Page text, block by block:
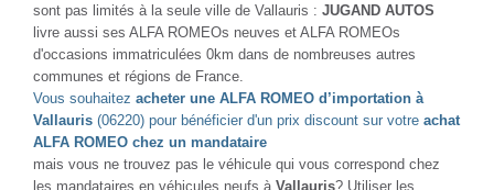
sont pas limités à la seule ville de Vallauris : JUGAND AUTOS
livre aussi ses ALFA ROMEOs neuves et ALFA ROMEOs
d'occasions immatriculées 0km dans de nombreuses autres
communes et régions de France.
Vous souhaitez acheter une ALFA ROMEO d’importation à
Vallauris (06220) pour bénéficier d'un prix discount sur votre achat
ALFA ROMEO chez un mandataire
mais vous ne trouvez pas le véhicule qui vous correspond chez
les mandataires en véhicules neufs à Vallauris? Utiliser les